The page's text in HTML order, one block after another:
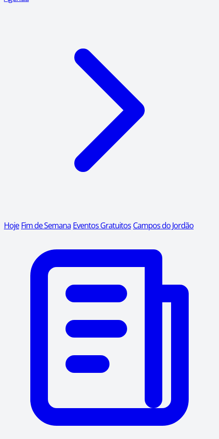
Hoje Fim de Semana Eventos Gratuitos Campos do Jordão